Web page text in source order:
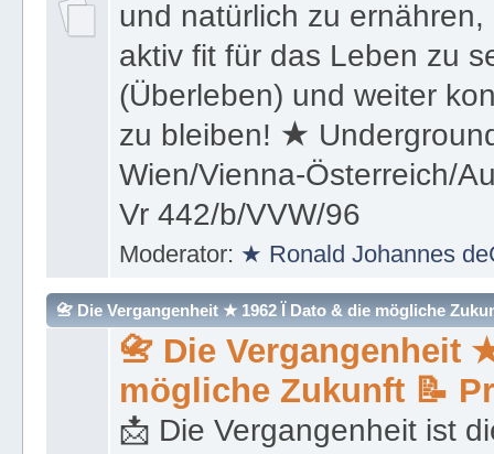
zubilden, zulernen und zu
und natürlich zu
aktiv fit für das Leben zu
(Überleben) und weiter
zu bleiben! ★
Wien/Vienna-Österreich/
Vr 442/b/VVW/96
Moderator:★ Ronald Johannes
📇 Die Vergangenheit ★ 1962 Ï Dato & die mögliche
📇 Die Vergangenheit
mögliche Zukunft 📝